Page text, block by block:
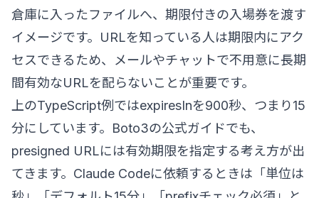
倉庫に入ったファイルへ、期限付きの入場券を渡す
イメージです。URLを知っている人は期限内にアク
セスできるため、メールやチャットで不用意に長期
間有効なURLを配らないことが重要です。
上のTypeScript例ではexpiresInを900秒、つまり15
分にしています。Boto3の公式ガイドでも、
presigned URLには有効期限を指定する考え方が出
てきます。Claude Codeに依頼するときは「単位は